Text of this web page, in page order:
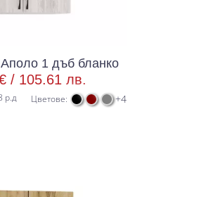
1 дъб бланко
/ 105.61 лв.
р.д Цветове: +4